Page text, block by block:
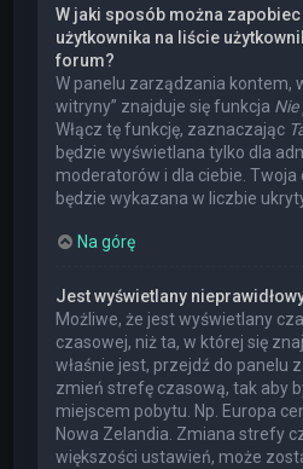
W jaki sposób można
użytkownika na liście
forum?
W panelu zarządzania kontem,
witryny” znajduje się funkcja
Włącz tę funkcję, zaznaczając
będzie wyświetlana tylko dla
moderatorów i dla ciebie. Twoja
będzie wykazana w liczbie
Na górę
Jest wyświetlany
Możliwe, że jest wyświetlany
czasowej, niż ta, w której się
właśnie jest, przejdź do panelu
zmień strefę czasową, tak aby
miejscem pobytu. Np. Europa
Nowa Zelandia. Zmiana strefy
większości ustawień, może